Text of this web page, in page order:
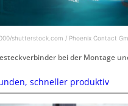
shutterstock.com / Phoenix Contact
bei der Montage
schneller produktiv